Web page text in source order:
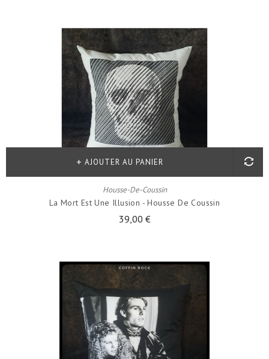
Housse-De-Coussin
La Mort Est Une Illusion - Housse De Coussin
39,00 €
AJOUTER AU PANIER